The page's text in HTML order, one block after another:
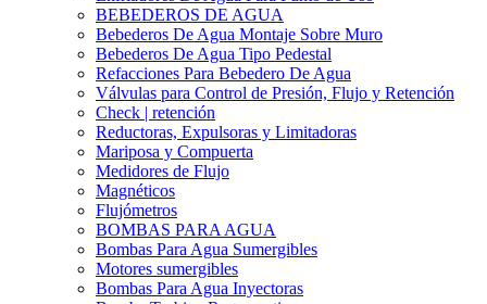
BEBEDEROS DE AGUA
Bebederos De Agua Montaje Sobre Muro
Bebederos De Agua Tipo Pedestal
Refacciones Para Bebedero De Agua
Válvulas para Control de Presión, Flujo y Retención
Check | retención
Reductoras, Expulsoras y Limitadoras
Mariposa y Compuerta
Medidores de Flujo
Magnéticos
Flujómetros
BOMBAS PARA AGUA
Bombas Para Agua Sumergibles
Motores sumergibles
Bombas Para Agua Inyectoras